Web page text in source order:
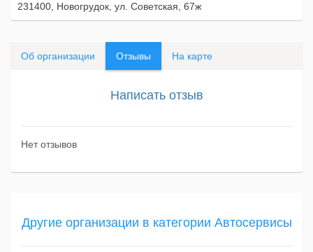
231400, Новогрудок, ул. Советская, 67ж
Об организации Отзывы На карте
Написать отзыв
Нет отзывов
Другие организации в категории Автосервисы